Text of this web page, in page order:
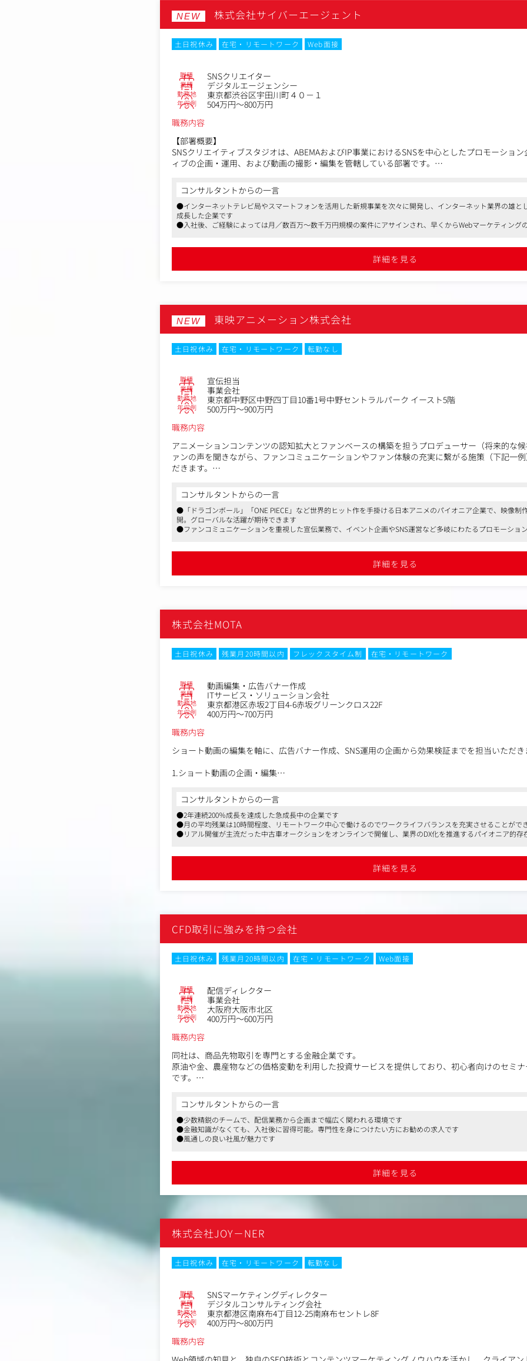
NEW 株式会社サイバーエージェント
土日祝休み 在宅・リモートワーク
Web面接
職種 SNSクリエイター
業種 デジタルエージェンシー
勤務地 東京都渋谷区宇田川町４０－１
年収例
504万円～800万円
職務内容
【部署概要】
SNSクリエイティブスタジオは、ABEMAおよびIP事業におけるSNSを中心としたプロモーショ
ィブの企画・運用、および動画の撮影・編集を管轄している部署です。
【募集背景】
2027年度および2028年度の事業拡張フェーズに合わせ、SNS領域の拡大とクリエイティブ強化を
います。スピード感を持ってSNSプロモーションを推進し、さらなる事業成長を実現するため
【ミッション】
・ チームのミッション: ABEMAおよびIP事業におけるクリエイティブ企画・運用、および動画の
量・定性目標の達成に向けてコミットメントを発揮していただきます。
入社後1年間で、プロモーションにおける新規事例や企画の開発、および市場における新しいト
いただくことを期待しています。
・TikTok、Meta、YouTubeなどの企画運用
・ABEMA、音楽IP、アニメIP事業における個別タイトルやアーティスト、中長期的なアニメIP事
・各施策の進行管理や調整業務
コンサルタントからの一言
●インターネットテレビ局やスマートフォンを活用した新規事業を次々に開発し、インターネット業界の雄と
成長した企業です
●入社後、ご経験によっては月／数百万～数千万円規模の案件にアサインされ、早くからWebマーケティング
詳細を見る
NEW 東映アニメーション株式会社
土日祝休み 在宅・リモートワーク
転勤なし
職種 宣伝担当
業種 事業会社
勤務地 東京都中野区中野四丁目10番1号中野セントラルパーク イースト5階
年収例
500万円～900万円
職務内容
アニメーションコンテンツの認知拡大とファンベースの構築を担うプロデューサー（将来的な
ァンの声を聞きながら、ファンコミュニケーションやファン体験の充実に繋がる施策（下記一
だきます。
・プロモーションの方針策定・企画提案
・宣伝イベントの実施・出展
・広告出稿、宣伝制作物、関連商品のディレクション・監修
・宣伝用映像などの制作
・各種媒体・メディア対応
コンサルタントからの一言
●「ドラゴンボール」「ONE PIECE」など世界的ヒット作を手掛ける日本アニメのパイオニア企業で、映像制
開。グローバルな活躍が期待できます
●ファンコミュニケーションを重視した宣伝業務で、イベント企画やSNS運営など多岐にわたるプロモーショ
詳細を見る
株式会社MOTA
土日祝休み 残業月20時間以内 フレックスタイム制
在宅・リモートワーク
職種 動画編集・広告バナー作成
業種 ITサービス・ソリューション会社
勤務地 東京都港区赤坂2丁目4-6赤坂グリーンクロス22F
年収例
400万円～700万円
職務内容
ショート動画の編集を軸に、広告バナー作成、SNS運用の企画から効果検証までを担当いただき
1.ショート動画の企画・編集
・動画編集（カット編集・テロップ・効果音・BGM・モーション付与・色調整）
・縦型動画フォーマットに最適化した訴求設計・フック（冒頭）設計・サムネイル制作
・AIツールを活用した動画素材の生成・編集による制作スピードと量の最大化
・必要に応じた素材撮影・出演キャスティング・ディレクション
2.SNS運用・動画運用
・各SNSプラットフォームの特性・トレンドに合わせた投稿企画と運用
・投稿スケジュール管理・コミュニティ運用（コメント／DM対応方針の設計）
・ハッシュタグ・キャプション・公開タイミング等の最適化
・KPIの設計・管理（再生数・視聴維持率・エンゲージメント率・フォロワー増加・CV等）
・投稿・動画ごとのパフォーマンス分析業務と、勝ちパターンの言語化・横展開
・分析結果のレポーティングと、マーケター・関係部署への示唆・提案
コンサルタントからの一言
●2年連続200％成長を達成した急成長中の企業です
●月の平均残業は10時間程度、リモートワーク中心で働けるのでワークライフバランスを充実させることがで
●リアル開催が主流だった中古車オークションをオンラインで開催し、業界のDX化を推進するパイオニア的存
詳細を見る
CFD取引に強みを持つ会社
土日祝休み 残業月20時間以内 在宅・リモートワーク
Web面接
職種 配信ディレクター
業種 事業会社
勤務地 大阪府大阪市北区
年収例
400万円～600万円
職務内容
同社は、商品先物取引を専門とする金融企業です。
原油や金、農産物などの価格変動を利用した投資サービスを提供しており、初心者向けのセミ
です。
営業企画部の配信ディレクターとして、オンラインセミナー、対面セミナーの運営に関わる業務
最初からすべてを一人で担当するのではなく、まずは配信準備や進行補助、当日の運営などから
す。
ゆくゆくは、セミナーや配信コンテンツの企画構成、講師との打ち合わせ、当日の進行管理、配
・講師のオファー、打ち合わせ、当日の案内・進行
・企画構成・配信環境のセッティング
・社内メンバー・外部スタッフとの連携・進行管理
・配信後の振り返り、改善提案
など
配信ディレクターの仕事は、単に機材を操作するだけではありません。
講師の魅力をどう引き出すか、視聴者にどう伝えるか、当日の進行をどうスムーズに進めるかな
がら配信をつくっていくポジションです。
配信経験が豊富な方はもちろん、動画制作、イベント運営、番組制作、進行管理などの経験を活
方も歓迎します。
コンサルタントからの一言
●少数精鋭のチームで、配信業務から企画まで幅広く関われる環境です
●金融知識がなくても、入社後に習得可能。専門性を身につけたい方にお勧めの求人です
●風通しの良い社風が魅力です
詳細を見る
株式会社JOY－NER
土日祝休み 在宅・リモートワーク
転勤なし
職種 SNSマーケティングディレクター
業種 デジタルコンサルティング会社
勤務地 東京都港区南麻布4丁目12-25南麻布セントレ8F
年収例
400万円～800万円
職務内容